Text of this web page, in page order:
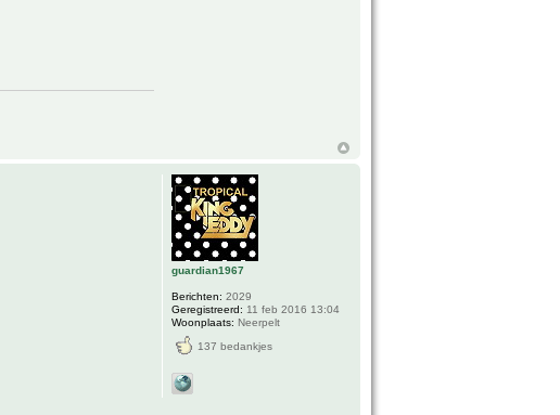
guardian1967
Berichten: 2029
Geregistreerd: 11 feb 2016 13:04
Woonplaats: Neerpelt
137 bedankjes